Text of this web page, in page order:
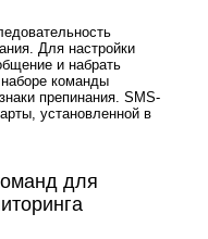
Для настройки
и набрать
команды
препинания. SMS-
установленной в
для